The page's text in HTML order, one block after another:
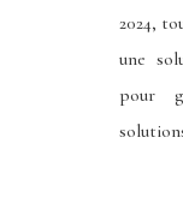
2024,
une
pour